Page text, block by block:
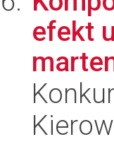
efekt